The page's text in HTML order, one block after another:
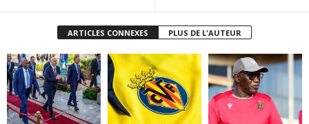
ARTICLES CONNEXES PLUS DE L'AUTEUR